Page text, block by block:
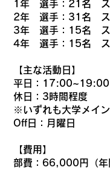
1年 選手：21名 ス
2年 選手：31名 ス
3年 選手：15名 ス
4年 選手：15名
【主な活動日】
平日：
休日：3時間程度
※いずれも大学メイ
Off日
【費用】
部費：66,000円（年